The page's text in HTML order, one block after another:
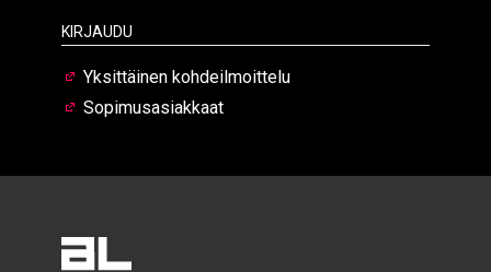
Kirjaudu
Yksittäinen kohdeilmoittelu
Sopimusasiakkaat